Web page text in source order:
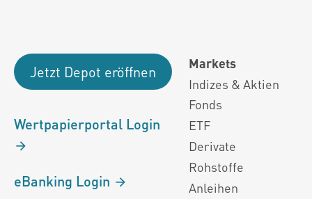
Jetzt Depot eröffnen
Wertpapierportal Login
eBanking Login
Markets
Indizes & Aktien
Fonds
ETF
Derivate
Rohstoffe
Anleihen